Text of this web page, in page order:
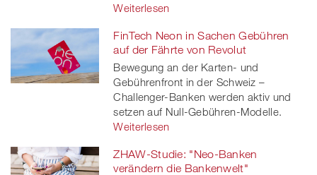
Weiterlesen
FinTech Neon in Sachen Gebühren
auf der Fährte von Revolut
Bewegung an der Karten- und
Gebührenfront in der Schweiz –
Challenger-Banken werden aktiv und
setzen auf Null-Gebühren-Modelle.
Weiterlesen
ZHAW-Studie: "Neo-Banken
verändern die Bankenwelt"